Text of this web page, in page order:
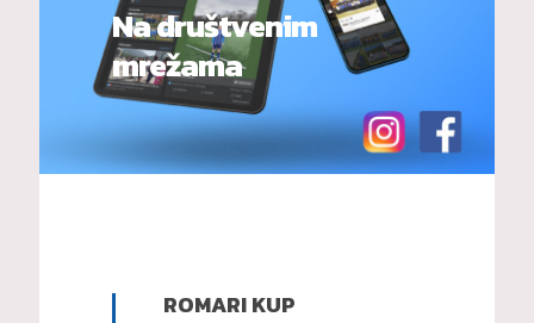
Na društvenim
mrežama
ROMARI KUP